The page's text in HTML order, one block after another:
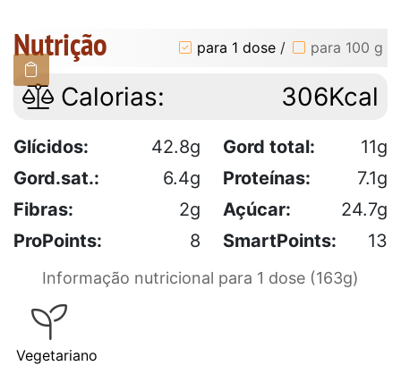
Nutrição para 1 dose / para 100 g
Calorias: 306Kcal
Glícidos: 42.8g Gord total:
11g
Gord.sat.:
6.4g Proteínas:
7.1g
Fibras:
2g Açúcar:
24.7g
ProPoints:
8 SmartPoints: 13
Informação nutricional para 1 dose (163g)
Vegetariano